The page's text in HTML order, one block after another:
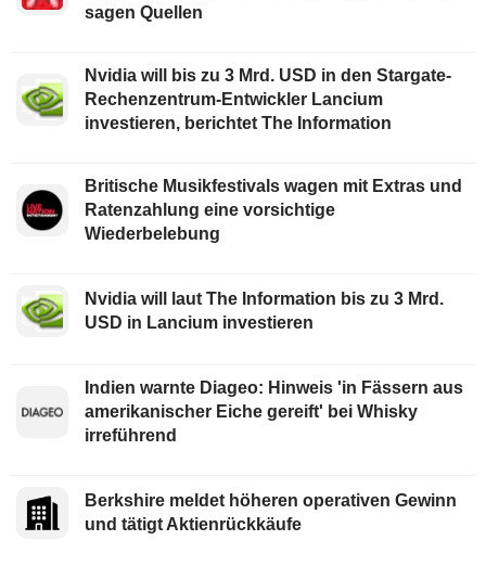
sagen Quellen
Nvidia will bis zu 3 Mrd. USD in den Stargate-
Rechenzentrum-Entwickler Lancium
investieren, berichtet The Information
Britische Musikfestivals wagen mit Extras und
Ratenzahlung eine vorsichtige
Wiederbelebung
Nvidia will laut The Information bis zu 3 Mrd.
USD in Lancium investieren
Indien warnte Diageo: Hinweis 'in Fässern aus
amerikanischer Eiche gereift' bei Whisky
irreführend
Berkshire meldet höheren operativen Gewinn
und tätigt Aktienrückkäufe